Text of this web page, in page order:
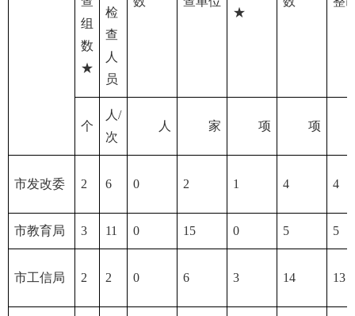
组
数
★
检
查
人
员
★
个
人/
次
人 家 项 项
市发改委 2 6 0 2 1 4 4
市教育局 3 11 0 15 0 5 5
市工信局 2 2 0 6 3 14 13